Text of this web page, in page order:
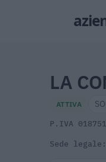
LA
ATTIVA
P.IVA
Sede